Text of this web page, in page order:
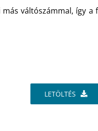
váltószámmal, így
LETÖLTÉS